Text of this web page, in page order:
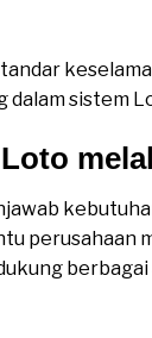
dalam sistem